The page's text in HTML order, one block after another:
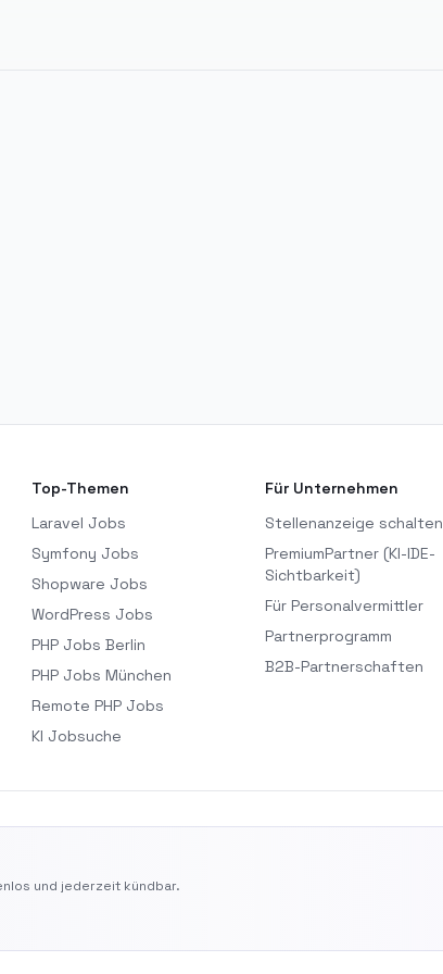
Top-Themen
Laravel Jobs
Symfony Jobs
Shopware Jobs
WordPress Jobs
PHP Jobs Berlin
PHP Jobs München
Remote PHP Jobs
KI Jobsuche
Für Unternehmen
Stellenanzeige schalten
PremiumPartner (KI-IDE-
Sichtbarkeit)
Für Personalvermittler
Partnerprogramm
B2B-Partnerschaften
und jederzeit kündbar.